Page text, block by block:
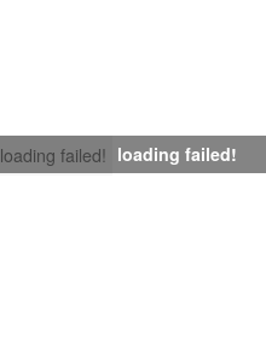
loading failed! loading failed!